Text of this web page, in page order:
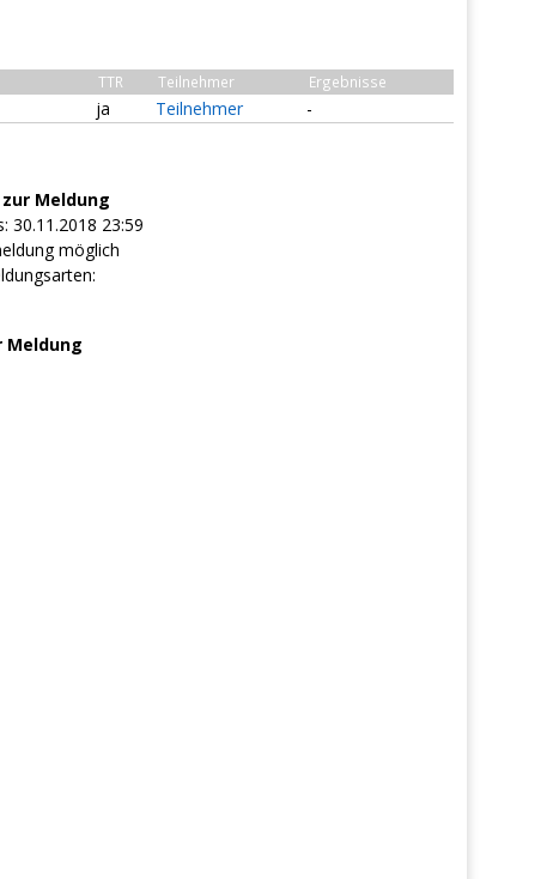
TTR Teilnehmer Ergebnisse
ja Teilnehmer -
Meldung
30.11.2018 23:59
möglich